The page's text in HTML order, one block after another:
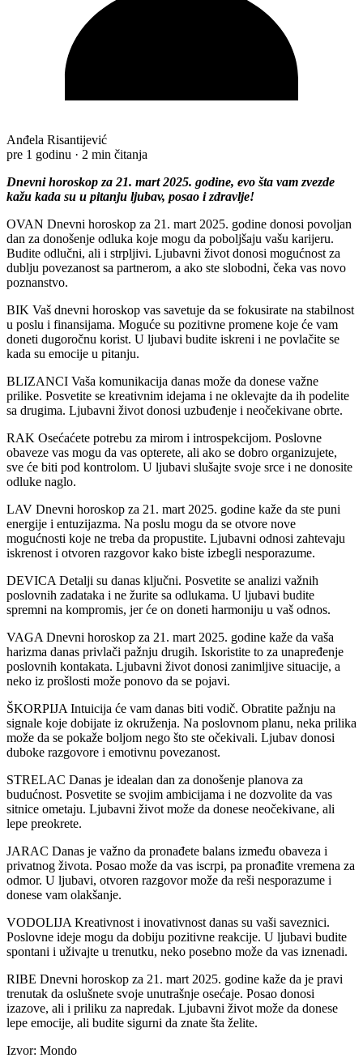
Anđela Risantijević
pre 1 godinu · 2 min čitanja
Dnevni horoskop za 21. mart 2025. godine, evo šta vam zvezde
kažu kada su u pitanju ljubav, posao i zdravlje!
OVAN Dnevni horoskop za 21. mart 2025. godine donosi povoljan
dan za donošenje odluka koje mogu da poboljšaju vašu karijeru.
Budite odlučni, ali i strpljivi. Ljubavni život donosi mogućnost za
dublju povezanost sa partnerom, a ako ste slobodni, čeka vas novo
poznanstvo.
BIK Vaš dnevni horoskop vas savetuje da se fokusirate na stabilnost
u poslu i finansijama. Moguće su pozitivne promene koje će vam
doneti dugoročnu korist. U ljubavi budite iskreni i ne povlačite se
kada su emocije u pitanju.
BLIZANCI Vaša komunikacija danas može da donese važne
prilike. Posvetite se kreativnim idejama i ne oklevajte da ih podelite
sa drugima. Ljubavni život donosi uzbuđenje i neočekivane obrte.
RAK Osećaćete potrebu za mirom i introspekcijom. Poslovne
obaveze vas mogu da vas opterete, ali ako se dobro organizujete,
sve će biti pod kontrolom. U ljubavi slušajte svoje srce i ne donosite
odluke naglo.
LAV Dnevni horoskop za 21. mart 2025. godine kaže da ste puni
energije i entuzijazma. Na poslu mogu da se otvore nove
mogućnosti koje ne treba da propustite. Ljubavni odnosi zahtevaju
iskrenost i otvoren razgovor kako biste izbegli nesporazume.
DEVICA Detalji su danas ključni. Posvetite se analizi važnih
poslovnih zadataka i ne žurite sa odlukama. U ljubavi budite
spremni na kompromis, jer će on doneti harmoniju u vaš odnos.
VAGA Dnevni horoskop za 21. mart 2025. godine kaže da vaša
harizma danas privlači pažnju drugih. Iskoristite to za unapređenje
poslovnih kontakata. Ljubavni život donosi zanimljive situacije, a
neko iz prošlosti može ponovo da se pojavi.
ŠKORPIJA Intuicija će vam danas biti vodič. Obratite pažnju na
signale koje dobijate iz okruženja. Na poslovnom planu, neka prilika
može da se pokaže boljom nego što ste očekivali. Ljubav donosi
duboke razgovore i emotivnu povezanost.
STRELAC Danas je idealan dan za donošenje planova za
budućnost. Posvetite se svojim ambicijama i ne dozvolite da vas
sitnice ometaju. Ljubavni život može da donese neočekivane, ali
lepe preokrete.
JARAC Danas je važno da pronađete balans između obaveza i
privatnog života. Posao može da vas iscrpi, pa pronađite vremena za
odmor. U ljubavi, otvoren razgovor može da reši nesporazume i
donese vam olakšanje.
VODOLIJA Kreativnost i inovativnost danas su vaši saveznici.
Poslovne ideje mogu da dobiju pozitivne reakcije. U ljubavi budite
spontani i uživajte u trenutku, neko posebno može da vas iznenadi.
RIBE Dnevni horoskop za 21. mart 2025. godine kaže da je pravi
trenutak da oslušnete svoje unutrašnje osećaje. Posao donosi
izazove, ali i priliku za napredak. Ljubavni život može da donese
lepe emocije, ali budite sigurni da znate šta želite.
Izvor: Mondo